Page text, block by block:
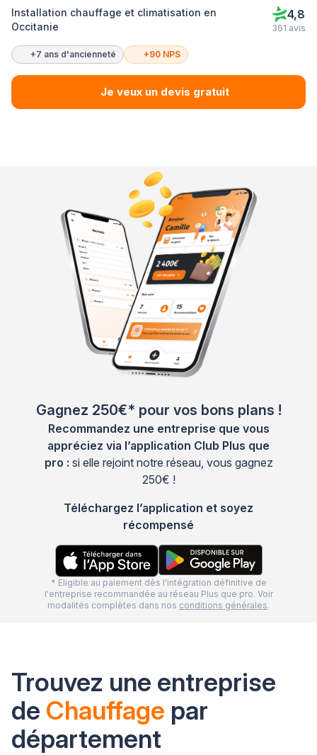
Installation chauffage et climatisation en
Occitanie
4,8
361 avis
+7 ans d'ancienneté +90 NPS
Je veux un devis gratuit
Gagnez 250€* pour vos bons plans !
Recommandez une entreprise que vous
appréciez via l’application Club Plus que
pro : si elle rejoint notre réseau, vous gagnez
250€ !
Téléchargez l’application et soyez
récompensé
* Eligible au paiement dès l'intégration définitive de
l'entreprise recommandée au réseau Plus que pro. Voir
modalités complètes dans nos conditions générales.
Trouvez une entreprise
de Chauffage par
département